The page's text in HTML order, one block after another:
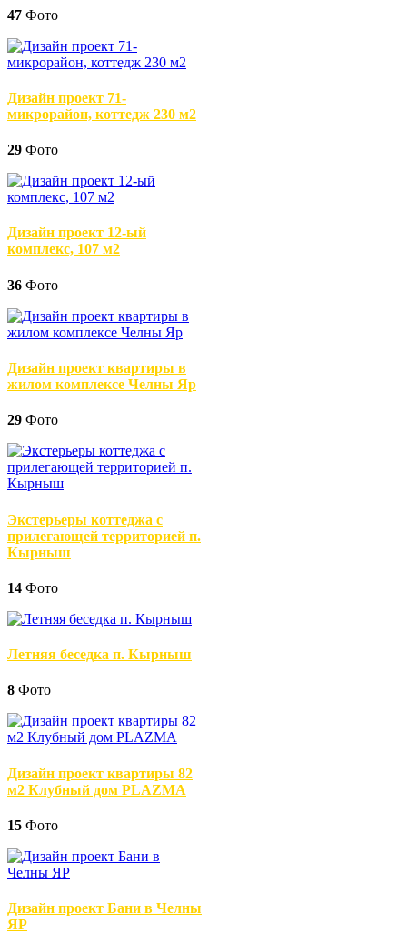
47 Фото
Дизайн проект 71-
микрорайон, коттедж 230 м2
29 Фото
Дизайн проект 12-ый
комплекс, 107 м2
36 Фото
Дизайн проект квартиры в
жилом комплексе Челны Яр
29 Фото
Экстерьеры коттеджа с
прилегающей территорией п.
Кырныш
14 Фото
Летняя беседка п. Кырныш
8 Фото
Дизайн проект квартиры 82
м2 Клубный дом PLAZMA
15 Фото
Дизайн проект Бани в Челны
ЯР